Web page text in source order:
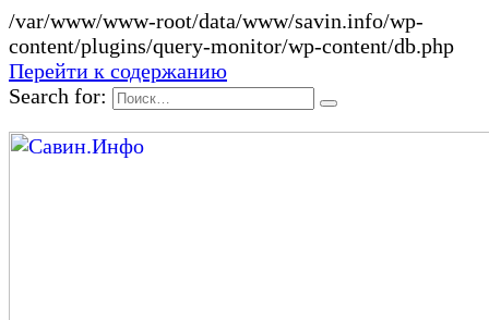
/var/www/www-root/data/www/savin.info/wp-
content/plugins/query-monitor/wp-content/db.php
Перейти к содержанию
Search for: